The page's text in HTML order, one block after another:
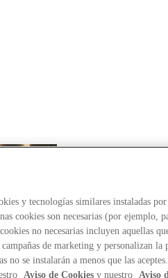
y tecnologías similares instaladas
cookies son necesarias (por ejemplo,
no necesarias incluyen aquellas
de marketing y personalizan la
no se instalarán a menos que las
Aviso de Cookiesy nuestro Aviso